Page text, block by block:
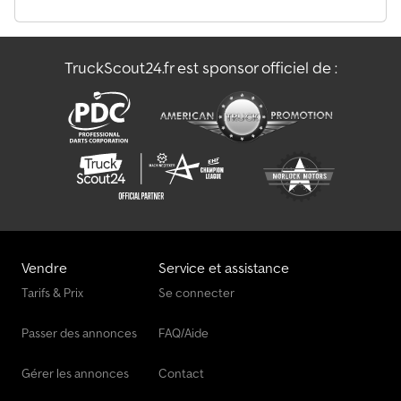
demande. Visitez notre page Facebook.
TruckScout24.fr est sponsor officiel de :
Vendre
Tarifs & Prix
Passer des annonces
Gérer les annonces
Service et assistance
Se connecter
FAQ/Aide
Contact